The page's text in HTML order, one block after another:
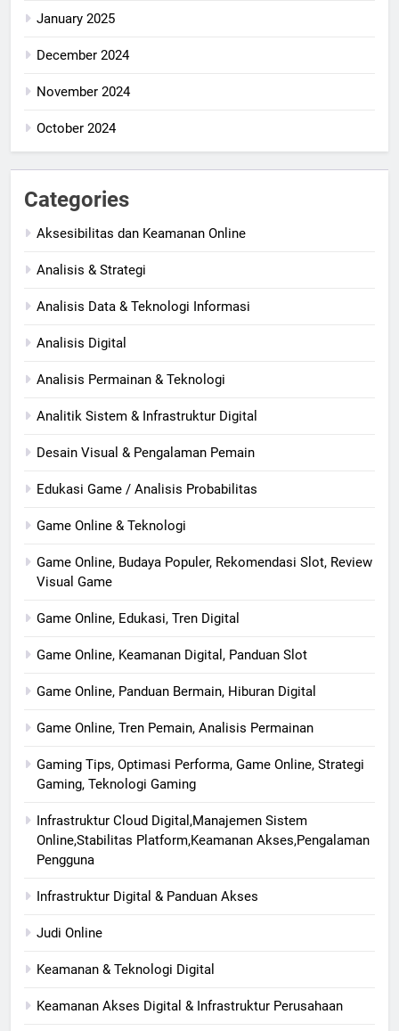
January 2025
December 2024
November 2024
October 2024
Categories
Aksesibilitas dan Keamanan Online
Analisis & Strategi
Analisis Data & Teknologi Informasi
Analisis Digital
Analisis Permainan & Teknologi
Analitik Sistem & Infrastruktur Digital
Desain Visual & Pengalaman Pemain
Edukasi Game / Analisis Probabilitas
Game Online & Teknologi
Game Online, Budaya Populer, Rekomendasi Slot, Review
Visual Game
Game Online, Edukasi, Tren Digital
Game Online, Keamanan Digital, Panduan Slot
Game Online, Panduan Bermain, Hiburan Digital
Game Online, Tren Pemain, Analisis Permainan
Gaming Tips, Optimasi Performa, Game Online, Strategi
Gaming, Teknologi Gaming
Infrastruktur Cloud Digital,Manajemen Sistem
Online,Stabilitas Platform,Keamanan Akses,Pengalaman
Pengguna
Infrastruktur Digital & Panduan Akses
Judi Online
Keamanan & Teknologi Digital
Keamanan Akses Digital & Infrastruktur Perusahaan